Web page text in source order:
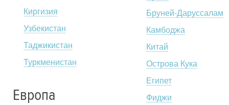
Киргизия
Узбекистан
Таджикистан
Туркменистан
Европа
Бруней-Даруссалам
Камбоджа
Китай
Острова Кука
Египет
Фиджи